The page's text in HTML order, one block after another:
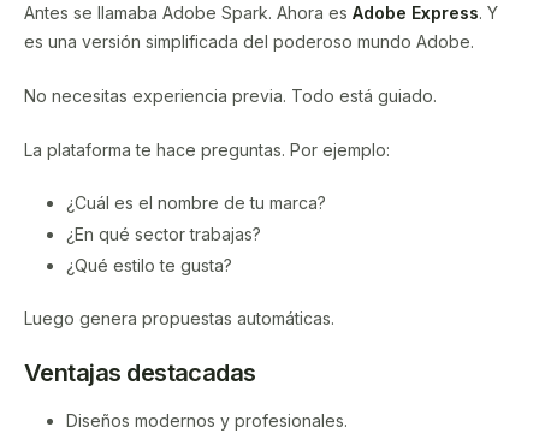
Antes se llamaba Adobe Spark. Ahora es Adobe Express. Y
es una versión simplificada del poderoso mundo Adobe.
No necesitas experiencia previa. Todo está guiado.
La plataforma te hace preguntas. Por ejemplo:
¿Cuál es el nombre de tu marca?
¿En qué sector trabajas?
¿Qué estilo te gusta?
Luego genera propuestas automáticas.
Ventajas destacadas
Diseños modernos y profesionales.